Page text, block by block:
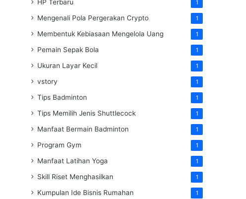
HP Terbaru 1
Mengenali Pola Pergerakan Crypto 1
Membentuk Kebiasaan Mengelola Uang 1
Pemain Sepak Bola 1
Ukuran Layar Kecil 1
vstory 1
Tips Badminton 1
Tips Memilih Jenis Shuttlecock 1
Manfaat Bermain Badminton 1
Program Gym 1
Manfaat Latihan Yoga 1
Skill Riset Menghasilkan 1
Kumpulan Ide Bisnis Rumahan 1